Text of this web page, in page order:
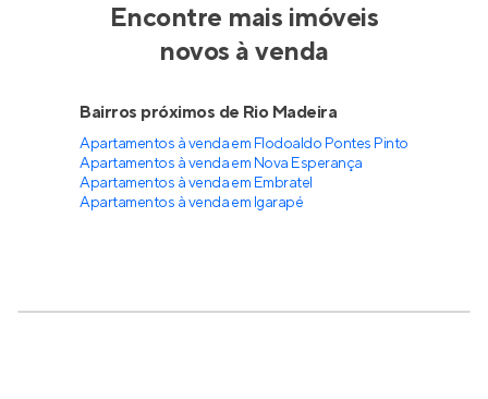
Encontre mais imóveis
novos à venda
Bairros próximos de Rio Madeira
Apartamentos à venda em Flodoaldo Pontes Pinto
Apartamentos à venda em Nova Esperança
Apartamentos à venda em Embratel
Apartamentos à venda em Igarapé